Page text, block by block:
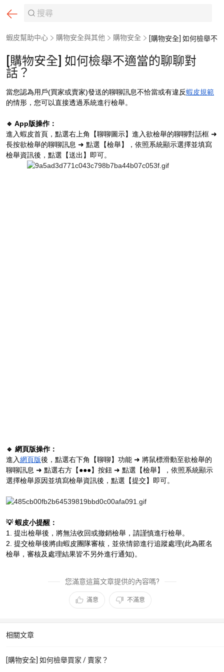
蝦皮幫助中心 購物安全與其他 購物安全 [購物安全] 如何檢舉不適當的聊聊對話？
[購物安全] 如何檢舉不適當的聊聊對
話？
當您認為用戶(買家或賣家)發送的聊聊訊息不恰當或有違反蝦皮規範
的情形，您可以直接透過系統進行檢舉。
🔹 App版操作：
進入蝦皮首頁，點選右上角【聊聊圖示】進入欲檢舉的聊聊對話框 ➜
長按欲檢舉的聊聊訊息 ➜ 點選【檢舉】，依照系統顯示選擇並填寫
檢舉資訊後，點選【送出】即可。
🔹 網頁版操作：
進入網頁版後，點選右下角【聊聊】功能 ➜ 將鼠標滑動至欲檢舉的
聊聊訊息 ➜ 點選右方【●●●】按鈕 ➜ 點選【檢舉】， 依照系統顯示
選擇檢舉原因並填寫檢舉資訊後，點選【提交】即可。
💡 蝦皮小提醒：
1. 提出檢舉後，將無法收回或撤銷檢舉，請謹慎進行檢舉。
2. 提交檢舉後將由蝦皮團隊審核，並依情節進行追蹤處理(此為匿名
檢舉，審核及處理結果皆不另外進行通知)。
您滿意這篇文章提供的內容嗎?
滿意 不滿意
相關文章
[購物安全] 如何檢舉買家 / 賣家？